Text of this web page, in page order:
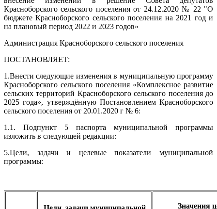
Красноборского сельского поселения от 24.12.2020 № 22 "О
бюджете Красноборского сельского поселения на 2021 год и
на плановый период 2022 и 2023 годов»
Администрация Красноборского сельского поселения
ПОСТАНОВЛЯЕТ:
1.Внести следующие изменения в муниципальную программу
Красноборского сельского поселения «Комплексное развитие
сельских территорий Красноборского сельского поселения до
2025 года», утверждённую Постановлением Красноборского
сельского поселения от 20.01.2020 г № 6:
1.1. Подпункт 5 паспорта муниципальной программы
изложить в следующей редакции:
5.Цели, задачи и целевые показатели муниципальной
программы:
Значения